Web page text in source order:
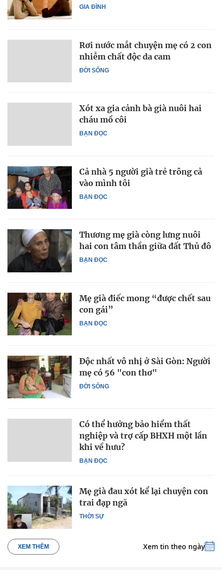
GIA ĐÌNH
ĐỜI SỐNG
Rơi nước mắt chuyện mẹ có 2 con
nhiễm chất độc da cam
BẠN ĐỌC
Xót xa gia cảnh bà già nuôi hai
cháu mồ côi
BẠN ĐỌC
Cả nhà 5 người già trẻ trông cả
vào mình tôi
BẠN ĐỌC
Thương mẹ già còng lưng nuôi
hai con tâm thần giữa đất Thủ đô
BẠN ĐỌC
Mẹ già điếc mong “được chết sau
con gái”
ĐỜI SỐNG
Độc nhất vô nhị ở Sài Gòn: Người
mẹ có 56 "con thơ"
BẠN ĐỌC
Có thể hưởng bảo hiểm thất
nghiệp và trợ cấp BHXH một lần
khi về hưu?
THỜI SỰ
Mẹ già đau xót kể lại chuyện con
trai đạp ngã
XEM THÊM Xem tin theo ngày